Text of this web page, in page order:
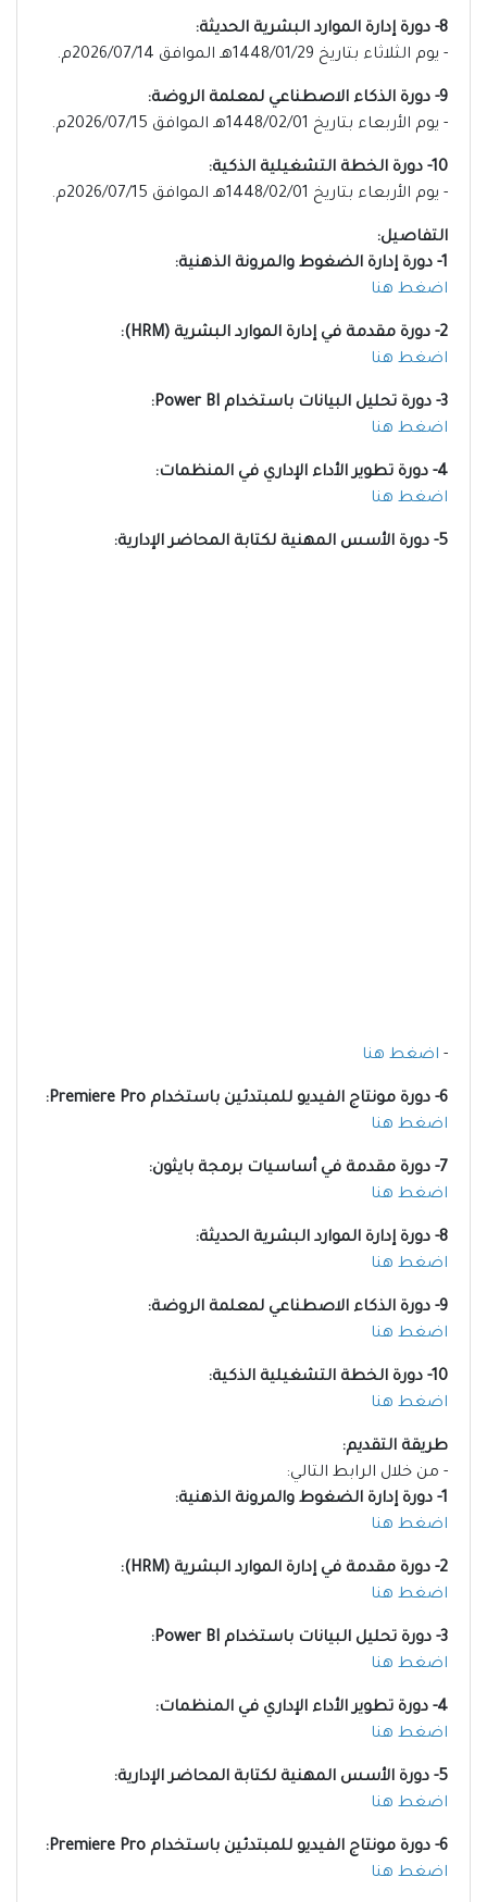
8- دورة إدارة الموارد البشرية الحديثة:
- يوم الثلاثاء بتاريخ 1448/01/29هـ الموافق 2026/07/14م.
9- دورة الذكاء الاصطناعي لمعلمة الروضة:
- يوم الأربعاء بتاريخ 1448/02/01هـ الموافق 2026/07/15م.
10- دورة الخطة التشغيلية الذكية:
- يوم الأربعاء بتاريخ 1448/02/01هـ الموافق 2026/07/15م.
التفاصيل:
1- دورة إدارة الضغوط والمرونة الذهنية:
اضغط هنا
2- دورة مقدمة في إدارة الموارد البشرية (HRM):
اضغط هنا
3- دورة تحليل البيانات باستخدام Power BI:
اضغط هنا
4- دورة تطوير الأداء الإداري في المنظمات:
اضغط هنا
5- دورة الأسس المهنية لكتابة المحاضر الإدارية:
- اضغط هنا
6- دورة مونتاج الفيديو للمبتدئين باستخدام Premiere Pro:
اضغط هنا
7- دورة مقدمة في أساسيات برمجة بايثون:
اضغط هنا
8- دورة إدارة الموارد البشرية الحديثة:
اضغط هنا
9- دورة الذكاء الاصطناعي لمعلمة الروضة:
اضغط هنا
10- دورة الخطة التشغيلية الذكية:
اضغط هنا
طريقة التقديم:
- من خلال الرابط التالي:
1- دورة إدارة الضغوط والمرونة الذهنية:
اضغط هنا
2- دورة مقدمة في إدارة الموارد البشرية (HRM):
اضغط هنا
3- دورة تحليل البيانات باستخدام Power BI:
اضغط هنا
4- دورة تطوير الأداء الإداري في المنظمات:
اضغط هنا
5- دورة الأسس المهنية لكتابة المحاضر الإدارية:
اضغط هنا
6- دورة مونتاج الفيديو للمبتدئين باستخدام Premiere Pro:
اضغط هنا